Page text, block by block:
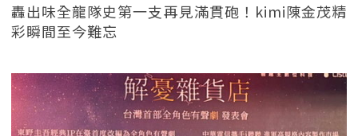
轟出味全龍隊史第一支再見滿貫砲！kimi陳金茂精
彩瞬間至今難忘